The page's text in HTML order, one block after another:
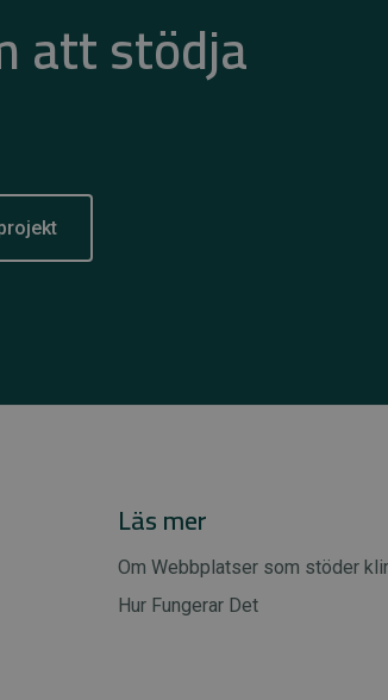
att stödja
Läs mer
Om Webbplatser som stöder
Hur Fungerar Det